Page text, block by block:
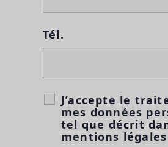
Tél.
J’accepte le
mes données
tel que décrit
mentions